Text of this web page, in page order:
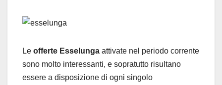
Le offerte Esselunga attivate nel periodo corrente
sono molto interessanti, e sopratutto risultano
essere a disposizione di ogni singolo